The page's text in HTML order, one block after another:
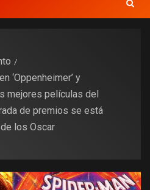
‘Oppenheimer’ y
mejores películas del
de premios se está
los Oscar